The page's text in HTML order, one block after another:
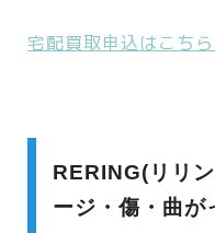
宅配買取申込はこち
RERING(リリ
ージ・傷・曲が